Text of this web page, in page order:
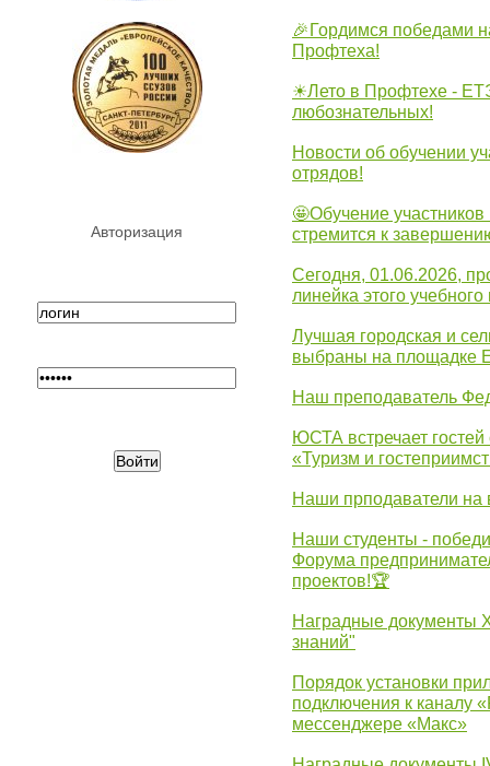
Авторизация
🎉Гордимся победами
Профтеха!
☀Лето в Профтехе -
любознательных!
Новости об обучении
отрядов!
🤩Обучение участников
стремится к
Сегодня, 01.06.2026,
линейка этого учебного
Лучшая городская и
выбраны на площадке
Наш преподаватель
ЮСТА встречает гостей
«Туризм и
Наши прподаватели
Наши студенты -
Форума
проектов!🏆
Наградные документы
знаний"
Порядок установки
подключения к каналу
мессенджере «Макс»